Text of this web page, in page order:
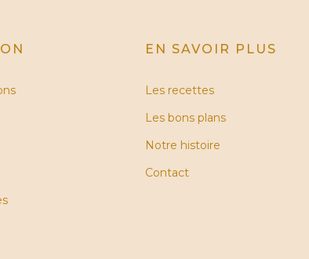
EN SAVOIR PLUS
Les recettes
Les bons plans
Notre histoire
Contact